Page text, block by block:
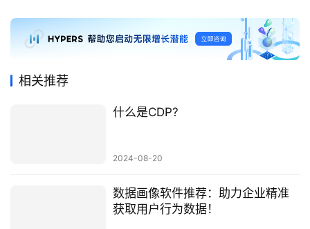
相关推荐
什么是CDP?
2024-08-20
数据画像软件推荐：助力企业精准
获取用户行为数据！